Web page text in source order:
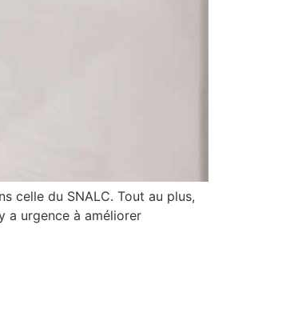
celle du SNALC. Tout au plus,
a urgence à améliorer